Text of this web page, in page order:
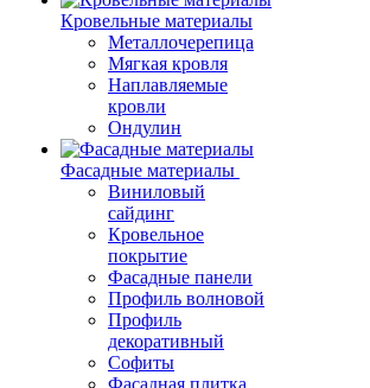
Кровельные материалы
Металлочерепица
Мягкая кровля
Наплавляемые
кровли
Ондулин
Фасадные материалы
Виниловый
сайдинг
Кровельное
покрытие
Фасадные панели
Профиль волновой
Профиль
декоративный
Софиты
Фасадная плитка